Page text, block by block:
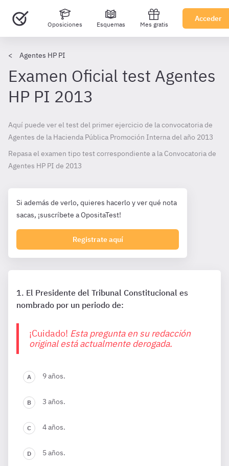
Oposiciones Esquemas Mes gratis
Acceder
Agentes HP PI
Examen Oficial test Agentes
HP PI 2013
Aquí puede ver el test del primer ejercicio de la convocatoria de
Agentes de la Hacienda Pública Promoción Interna del año 2013
Repasa el examen tipo test correspondiente a la Convocatoria de
Agentes HP PI de 2013
Si además de verlo, quieres hacerlo y ver qué nota
sacas, ¡suscríbete a OpositaTest!
Registrate aquí
El Presidente del Tribunal Constitucional es
nombrado por un periodo de:
¡Cuidado! Esta pregunta en su redacción
original está actualmente derogada.
9 años.
3 años.
4 años.
5 años.